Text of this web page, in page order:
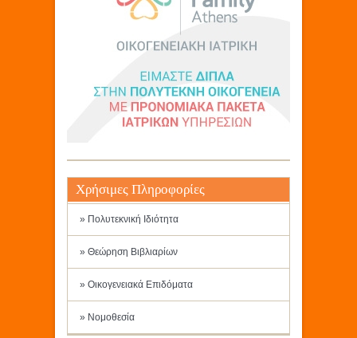
Χρήσιμες Πληροφορίες
» Πολυτεκνική Ιδιότητα
» Θεώρηση Βιβλιαρίων
» Οικογενειακά Επιδόματα
» Νομοθεσία